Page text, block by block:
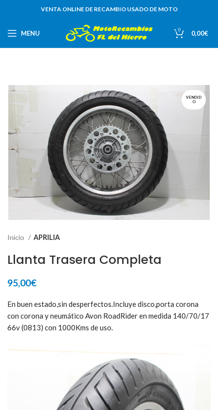
VENTA ONLINE DE RECAMBIO USADO DE MOTO
MENU 0 0,00€
VENDID
O
Inicio APRILIA
Llanta Trasera Completa
95,00€
En buen estado,sin desperfectos.Incluye disco,porta corona
con corona y neumático Avon RoadRider en medida 140/70/17
66v (0813) con 1000Kms de uso.